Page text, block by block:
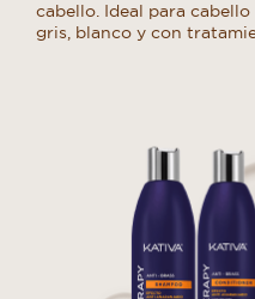
cabello. Ideal para
gris, blanco y con